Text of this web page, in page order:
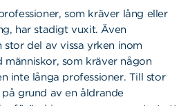
som kräver lång eller
har stadigt vuxit. Även
stor del av vissa yrken inom
som kräver någon
inte långa professioner. Till stor
grund av en åldrande